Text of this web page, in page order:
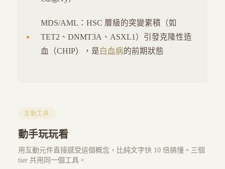
MDS/AML：HSC 層級的突變累積（如
TET2、DNMT3A、ASXL1）引發克隆性造
血（CHIP），是白血病的前期狀態
互動工具
動手玩玩看
用互動元件直接感受這個概念，比純文字快 10 倍搞懂。三個
tier 共用同一個工具。